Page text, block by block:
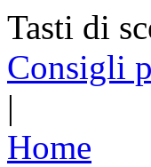
Tasti di
Consigli
|
Home